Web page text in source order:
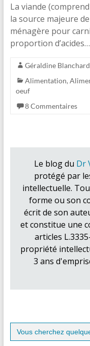
La viande
la source majeure
ménagère pour
proportion d’acides…
Géraldine Blanchard
Alimentation,
oeuf
8 Commentaires
Le blog du Dr
protégé par
intellectuelle.
forme ou son
écrit de son
et constitue une
articles
propriété
3 ans
Search
for: